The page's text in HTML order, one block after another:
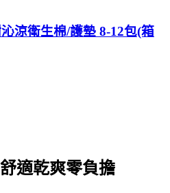
涼衛生棉/護墊 8-12包(箱
適乾爽零負擔